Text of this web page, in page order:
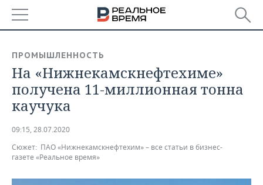
БАШКОРТОСТАН
ТАТАРСТАН
НОВОСТИ
АНАЛИТИКА
ДЕКЛАРАЦИИ О ДОХОДАХ
КОРОЛИ ГОСЗАКАЗА ПФО
НОВОСТИ ЭКОНОМИКИ
ФИНАНСЫ
ПРОМЫШЛЕННОСТЬ
НОВОСТИ
НЕДВИЖИМОСТЬ
ПРОМЫШЛЕННОСТЬ
На «Нижнекамскнефтехиме»
получена 11-миллионная тонна
каучука
09:15, 28.07.2020
Сюжет: ПАО «Нижнекамскнефтехим» – все статьи в бизнес-
газете «Реальное время»